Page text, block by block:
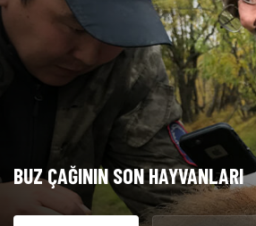
BUZ ÇAĞININ SON HAYVANLARI